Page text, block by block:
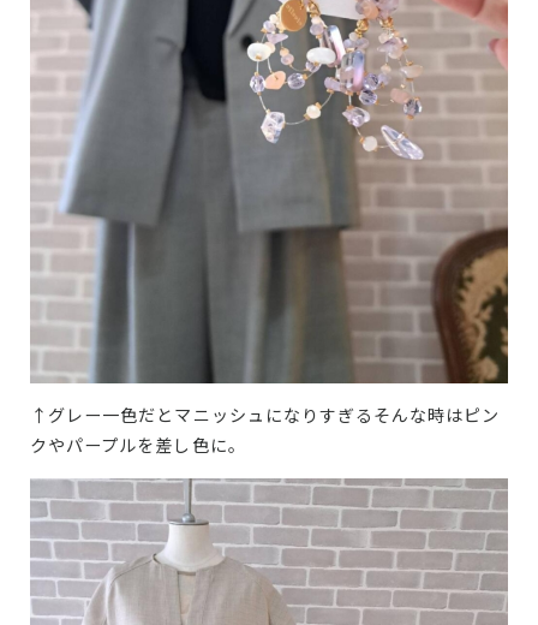
↑グレー一色だとマニッシュになりすぎるそんな時はピン
クやパープルを差し色に。